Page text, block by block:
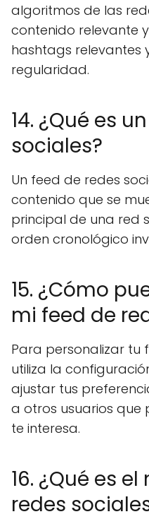
algoritmos de las
contenido relevante
hashtags relevantes
regularidad.
14. ¿Qué es
sociales?
Un feed de redes
contenido que se
principal de una red
orden cronológico
15. ¿Cómo
mi feed de
Para personalizar tu
utiliza la
ajustar tus
a otros usuarios que
te interesa.
16. ¿Qué es
redes